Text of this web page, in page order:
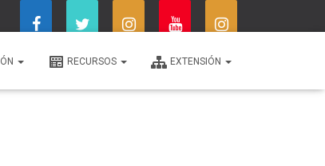
RECURSOS EXTENSIÓN